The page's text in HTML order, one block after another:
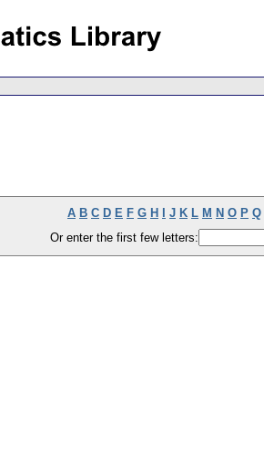
A B C D E F G H J K L M N O P Q
Or enter the first few letters: